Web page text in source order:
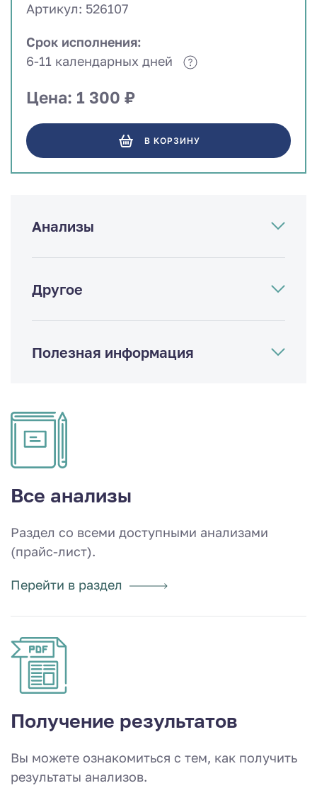
Анализы
Другое
Полезная информация
Артикул: 526107
Срок исполнения:
6-11 календарных дней
Цена: 1 300 ₽
В КОРЗИНУ
Все анализы
Раздел со всеми доступными анализами
(прайс-лист).
Перейти в раздел
Получение результатов
Вы можете ознакомиться с тем, как получить
результаты анализов.